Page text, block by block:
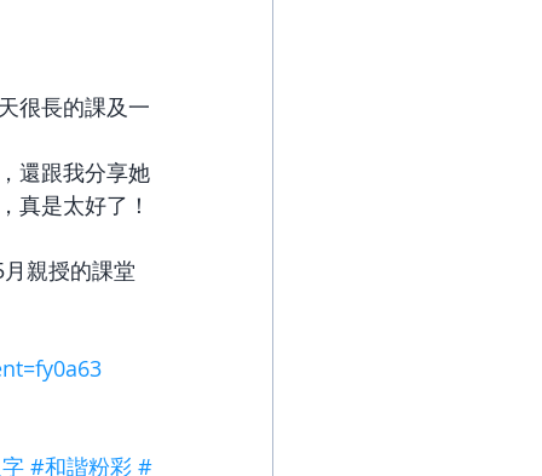
很長的課及一
還跟我分享她
真是太好了！
親授的課堂
#和諧粉彩 #